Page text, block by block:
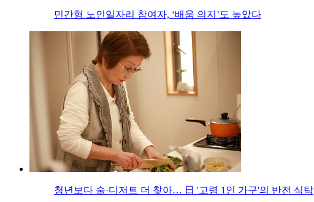
민간형 노인일자리 참여자, ‘배움 의지’도 높았다
청년보다 술·디저트 더 찾아… 日 '고령 1인 가구'의 반전 식탁